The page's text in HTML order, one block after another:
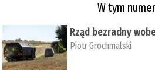
W tym
Rząd bezradny
Piotr Grochmalski